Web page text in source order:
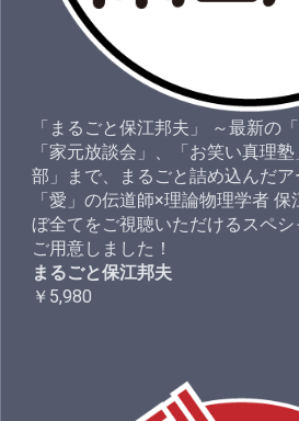
「まるごと保江邦夫」 ～最新の
「家元放談会」、「お笑い真理
部」まで、まるごと詰め込んだ
「愛」の伝道師×理論物理学者
ぼ全てをご視聴いただけるスペ
ご用意しました！
まるごと保江邦夫
￥5,980